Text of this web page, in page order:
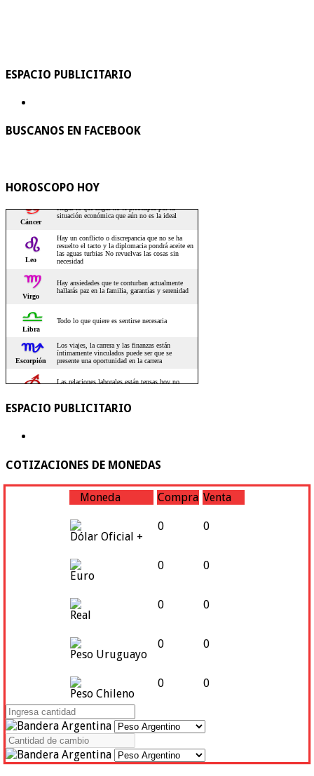
ESPACIO PUBLICITARIO
BUSCANOS EN FACEBOOK
HOROSCOPO HOY
ESPACIO PUBLICITARIO
COTIZACIONES DE MONEDAS
Moneda Compra Venta
Dólar Oficial +
0 0
Euro
0 0
Real
0 0
Peso Uruguayo
0 0
Peso Chileno
0 0